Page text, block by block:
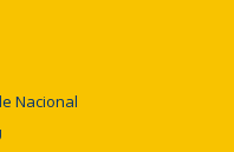
Nacional